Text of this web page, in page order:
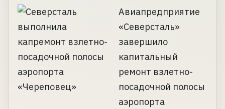
Авиапредприятие
«Северсталь»
завершило
капитальный
ремонт взлетно-
посадочной полосы
аэропорта